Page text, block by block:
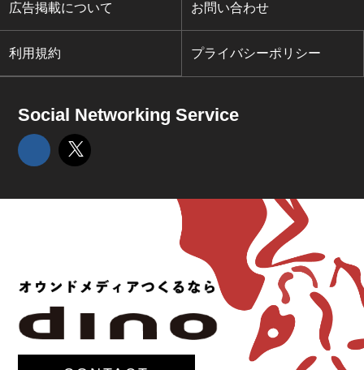
広告掲載について お問い合わせ
利用規約 プライバシーポリシー
Social Networking Service